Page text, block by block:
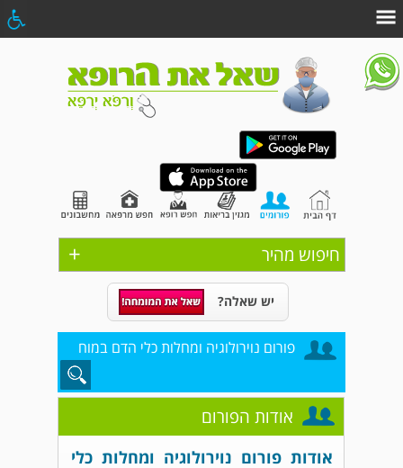
+ חיפוש מהיר
יש שאלה?
פורום נוירולוגיה ומחלות כלי הדם במוח
אודות הפורום
אודות פורום נוירולוגיה ומחלות כלי